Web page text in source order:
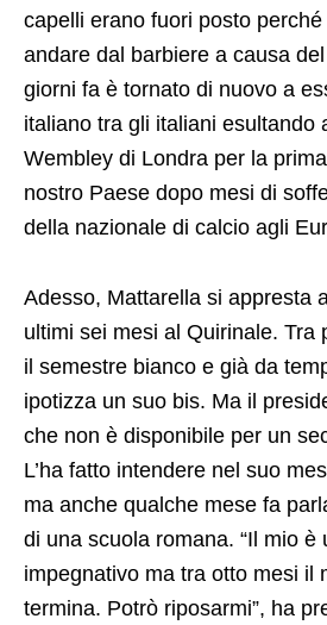
capelli erano fuori posto
andare dal barbiere a causa
giorni fa è tornato di nuovo a
italiano tra gli italiani esultando
Wembley di Londra per la
nostro Paese dopo mesi di
della nazionale di calcio agli
Adesso, Mattarella si appresta
ultimi sei mesi al Quirinale. Tra
il semestre bianco e già da
ipotizza un suo bis. Ma il
che non è disponibile per un
L’ha fatto intendere nel suo
ma anche qualche mese fa
di una scuola romana. “Il mio è
impegnativo ma tra otto mesi il
termina. Potrò riposarmi”, ha